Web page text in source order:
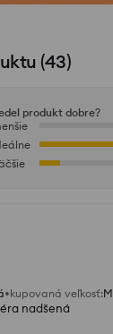
(43)
produkt dobre?
kupovaná veľkosť:M
nadšená